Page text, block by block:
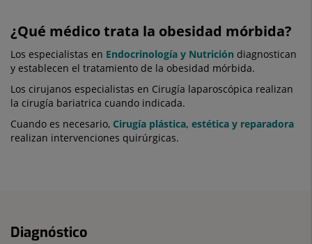
¿Qué médico trata la obesidad mórbida?
Los especialistas en Endocrinología y Nutrición diagnostican
y establecen el tratamiento de la obesidad mórbida.
Los cirujanos especialistas en Cirugía laparoscópica realizan
la cirugía bariatrica cuando indicada.
Cuando es necesario, Cirugía plástica, estética y reparadora
realizan intervenciones quirúrgicas.
Diagnóstico